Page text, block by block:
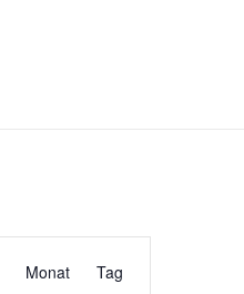
Veranstaltung
Monat Tag